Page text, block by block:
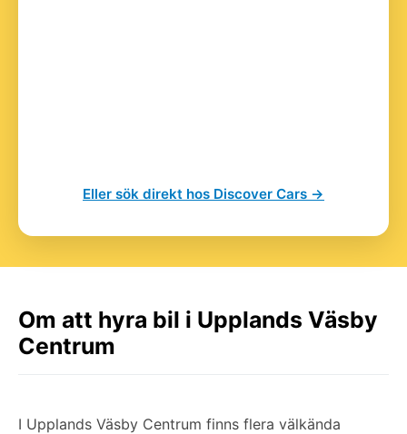
Eller sök direkt hos Discover Cars →
Om att hyra bil i Upplands Väsby
Centrum
I Upplands Väsby Centrum finns flera välkända